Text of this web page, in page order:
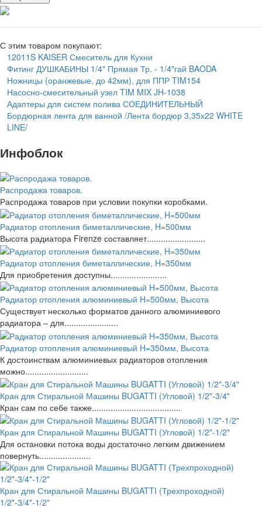
С этим товаром покупают:
12011S KAISER Смеситель для Кухни
Фитинг ДУШКАБИНЫ 1/4" Прямая Тр. - 1/4"гай BAODA
Ножницы (оранжевые, до 42мм), для ППР TIM154
Насосно-смесительный узел TIM MIX JH-1038
Адаптеры для систем полива СОЕДИНИТЕЛЬНЫЙ
Бордюрная лента для ванной /Лента бордюр 3,35х22 WHITE
LINE/
Инфоблок
Распродажа товаров.
Распродажа товаров при условии покупки коробками.
Радиатор отопления биметаллические, H=500мм
Высота радиатора Firenze составляет.........................
Радиатор отопления биметаллические, H=350мм
Для приобретения доступны........................
Радиатор отопления алюминиевый H=500мм, Высота
Существует несколько форматов данного алюминиевого
радиатора – для.......................
Радиатор отопления алюминиевый H=350мм, Высота
К достоинствам алюминиевых радиаторов отопления
можно...........................
Кран для Стиральной Машины BUGATTI (Угловой) 1/2"-3/4"
Кран сам по себе также......................................
Кран для Стиральной Машины BUGATTI (Угловой) 1/2"-1/2"
Для остановки потока воды достаточно легким движением
повернуть......................
Кран для Стиральной Машины BUGATTI (Трехпроходной)
1/2"-3/4"-1/2"